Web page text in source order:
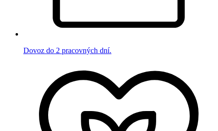
Dovoz do 2 pracovných dní.